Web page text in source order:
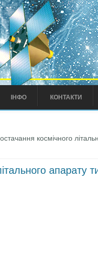
ІНФО КОНТАКТИ
космічного
апарату